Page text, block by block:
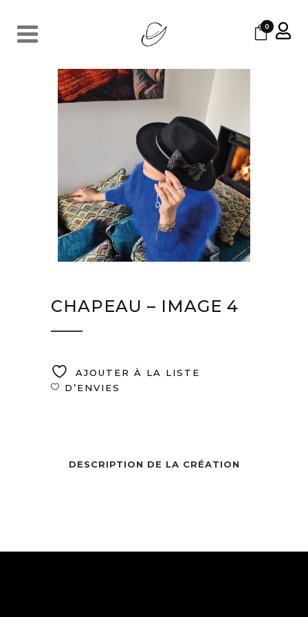
0
CHAPEAU – IMAGE 4
AJOUTER À LA LISTE
D’ENVIES
DESCRIPTION DE LA CRÉATION